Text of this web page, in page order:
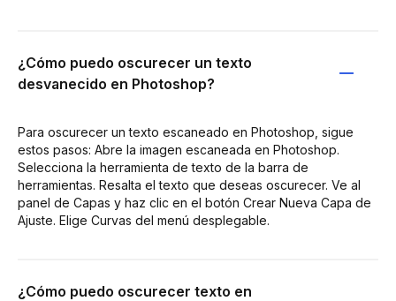
¿Cómo puedo oscurecer un texto
desvanecido en Photoshop?
Para oscurecer un texto escaneado en Photoshop, sigue
estos pasos: Abre la imagen escaneada en Photoshop.
Selecciona la herramienta de texto de la barra de
herramientas. Resalta el texto que deseas oscurecer. Ve al
panel de Capas y haz clic en el botón Crear Nueva Capa de
Ajuste. Elige Curvas del menú desplegable.
¿Cómo puedo oscurecer texto en